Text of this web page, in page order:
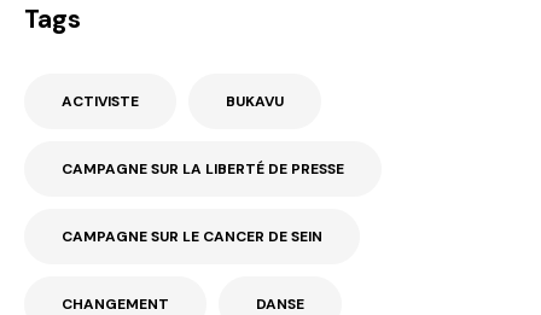
Tags
ACTIVISTE BUKAVU
CAMPAGNE SUR LA LIBERTÉ DE PRESSE
CAMPAGNE SUR LE CANCER DE SEIN
CHANGEMENT DANSE